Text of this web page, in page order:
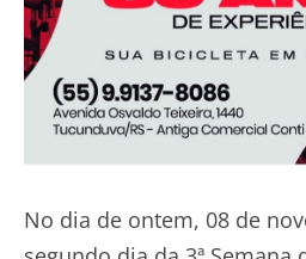
No dia de ontem, 08 de